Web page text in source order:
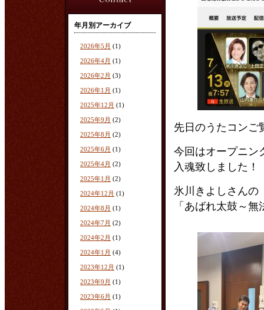
年月別アーカイブ
2026年5月 (1)
2026年4月 (1)
2026年2月 (3)
2026年1月 (1)
2025年12月 (1)
2025年9月 (2)
2025年8月 (2)
2025年6月 (1)
2025年4月 (2)
2025年1月 (2)
2024年12月 (1)
2024年8月 (1)
2024年7月 (2)
2024年2月 (1)
2024年1月 (4)
2023年12月 (1)
2023年9月 (1)
2023年6月 (1)
先日のうたコンご
今回はオープニン
入魂致しました！
氷川きよしさんの
「あばれ太鼓～